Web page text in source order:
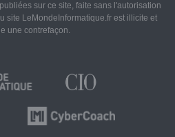
sur ce site, faite sans l'autorisation
site LeMondeInformatique.fr est illicite et
une contrefaçon.